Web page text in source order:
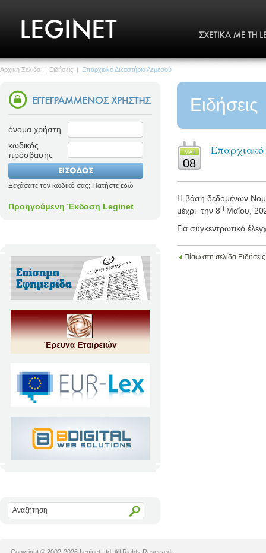
Αρχική Σελίδα | Ειδήσεις | Επαρχιακό Δικαστήριο Λεμεσού
όνομα χρήστη
κωδικός
πρόσβασης
Ξεχάσατε τον κωδικό σας; Πατήστε εδώ
Προηγούμενη Έκδοση Leginet
Ειδήσεις
MΑΙ
08
Η βάση δεδομένων
μέχρι την 8η Μαΐου ,
Για συγκεντρωτικό
Πίσω στη σελίδα Ειδήσεις